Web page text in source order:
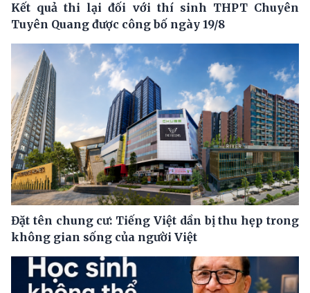
Kết quả thi lại đối với thí sinh THPT Chuyên
Tuyên Quang được công bố ngày 19/8
Đặt tên chung cư: Tiếng Việt dần bị thu hẹp trong
không gian sống của người Việt